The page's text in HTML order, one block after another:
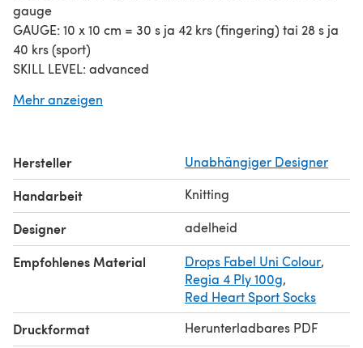
gauge
GAUGE: 10 x 10 cm = 30 s ja 42 krs (fingering) tai 28 s ja
40 krs (sport)
SKILL LEVEL: advanced
LANGUAGE: English
Mehr anzeigen
Hersteller Unabhängiger Designer
Handarbeit Knitting
Designer adelheid
Empfohlenes Material Drops Fabel Uni Colour,
Regia 4 Ply 100g,
Red Heart Sport Socks
Druckformat Herunterladbares PDF